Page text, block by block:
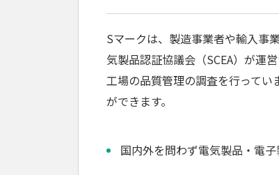
Sマークは、製造事業者や輸入事
気製品認証協議会（SCEA）が運
工場の品質管理の調査を行ってい
ができます。
国内外を問わず電気製品・電